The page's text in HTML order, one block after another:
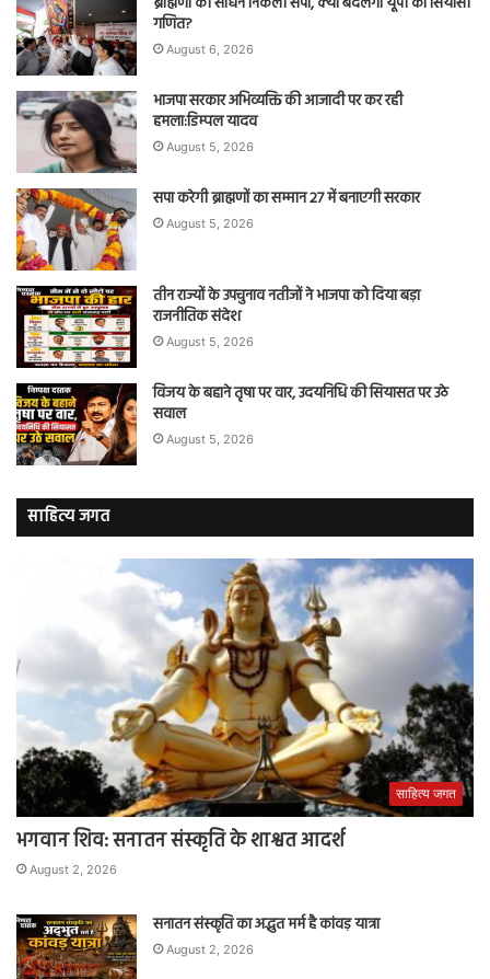
गणित?
August 6, 2026
भाजपा सरकार अभिव्यक्ति की आजादी पर कर रही
हमला:डिम्पल यादव
August 5, 2026
सपा करेगी ब्राह्मणों का सम्मान 27 में बनाएगी सरकार
August 5, 2026
तीन राज्यों के उपचुनाव नतीजों ने भाजपा को दिया बड़ा
राजनीतिक संदेश
August 5, 2026
विजय के बहाने तृषा पर वार, उदयनिधि की सियासत पर उठे
सवाल
August 5, 2026
साहित्य जगत
साहित्य जगत
भगवान शिव: सनातन संस्कृति के शाश्वत आदर्श
August 2, 2026
सनातन संस्कृति का अद्भुत मर्म है कांवड़ यात्रा
August 2, 2026